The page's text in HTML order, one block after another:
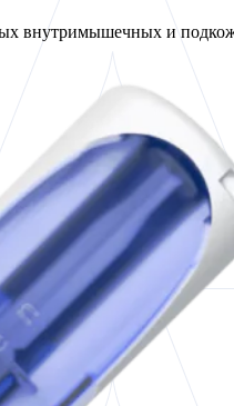
внутримышечных и